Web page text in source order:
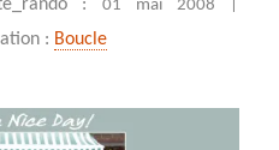
:01 mai 2008 |
: Boucle